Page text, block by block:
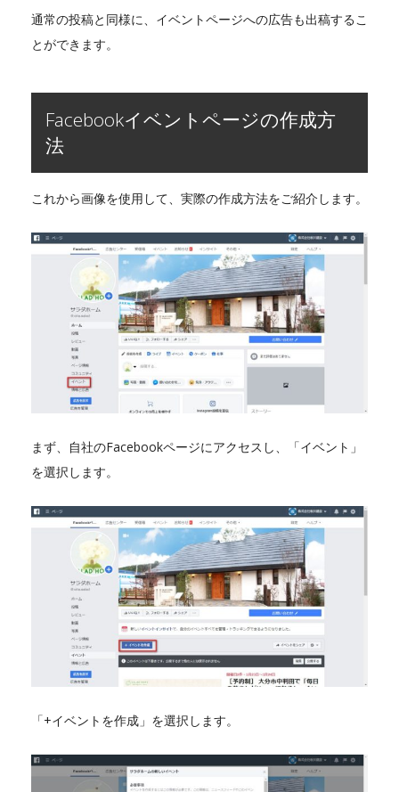
通常の投稿と同様に、イベントページへの広告も出稿するこ
とができます。
Facebookイベントページの作成方
法
これから画像を使用して、実際の作成方法をご紹介します。
まず、自社のFacebookページにアクセスし、「イベント」
を選択します。
「+イベントを作成」を選択します。